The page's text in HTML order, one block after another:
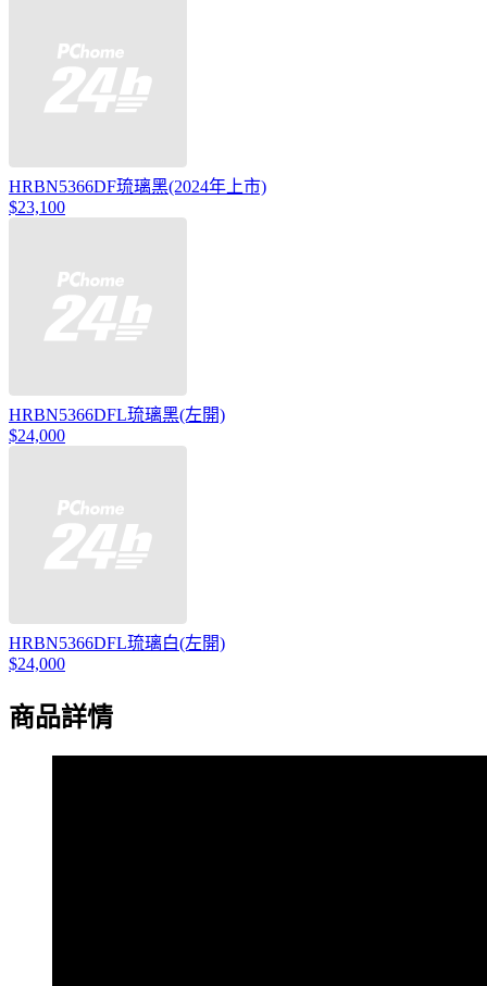
HRBN5366DF琉璃黑(2024年上市)
$23,100
HRBN5366DFL琉璃黑(左開)
$24,000
HRBN5366DFL琉璃白(左開)
$24,000
商品詳情